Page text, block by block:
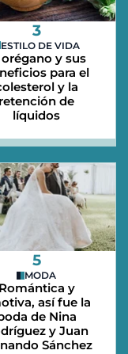
3
ESTILO DE VIDA
orégano y sus
para el
y la
retención de
líquidos
5
MODA
Romántica y
así fue la
de Nina
y Juan
Sánchez